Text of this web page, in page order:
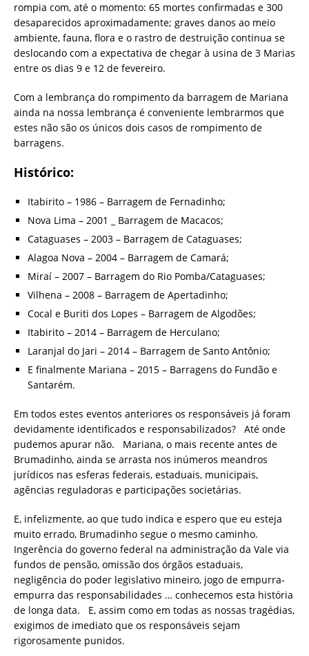
rompia com, até o momento: 65 mortes confirmadas e 300
desaparecidos aproximadamente; graves danos ao meio
ambiente, fauna, flora e o rastro de destruição continua se
deslocando com a expectativa de chegar à usina de 3 Marias
entre os dias 9 e 12 de fevereiro.
Com a lembrança do rompimento da barragem de Mariana
ainda na nossa lembrança é conveniente lembrarmos que
estes não são os únicos dois casos de rompimento de
barragens.
Histórico:
Itabirito – 1986 – Barragem de Fernadinho;
Nova Lima – 2001 _ Barragem de Macacos;
Cataguases – 2003 – Barragem de Cataguases;
Alagoa Nova – 2004 – Barragem de Camará;
Miraí – 2007 – Barragem do Rio Pomba/Cataguases;
Vilhena – 2008 – Barragem de Apertadinho;
Cocal e Buriti dos Lopes – Barragem de Algodões;
Itabirito – 2014 – Barragem de Herculano;
Laranjal do Jari – 2014 – Barragem de Santo Antônio;
E finalmente Mariana – 2015 – Barragens do Fundão e
Santarém.
Em todos estes eventos anteriores os responsáveis já foram
devidamente identificados e responsabilizados? Até onde
pudemos apurar não. Mariana, o mais recente antes de
Brumadinho, ainda se arrasta nos inúmeros meandros
jurídicos nas esferas federais, estaduais, municipais,
agências reguladoras e participações societárias.
E, infelizmente, ao que tudo indica e espero que eu esteja
muito errado, Brumadinho segue o mesmo caminho.
Ingerência do governo federal na administração da Vale via
fundos de pensão, omissão dos órgãos estaduais,
negligência do poder legislativo mineiro, jogo de empurra-
empurra das responsabilidades … conhecemos esta história
de longa data. E, assim como em todas as nossas tragédias,
exigimos de imediato que os responsáveis sejam
rigorosamente punidos.